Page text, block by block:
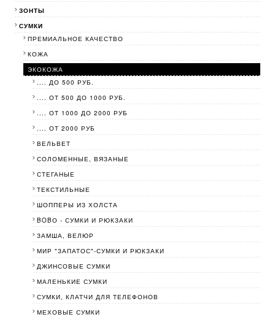
ЗОНТЫ
СУМКИ
ПРЕМИАЛЬНОЕ КАЧЕСТВО
КОЖА
ЭКОКОЖА
.... ДО 500 РУБ.
.... ОТ 500 ДО 1000 РУБ.
.... ОТ 1000 ДО 2000 РУБ
.... ОТ 2000 РУБ
ВЕЛЬВЕТ
СОЛОМЕННЫЕ, ВЯЗАНЫЕ
СТЕГАНЫЕ
ТЕКСТИЛЬНЫЕ
ШОППЕРЫ ИЗ ХОЛСТА
BOBО - СУМКИ И РЮКЗАКИ
ЗАМША, ВЕЛЮР
МИР "ЗАПАТОС"-СУМКИ И РЮКЗАКИ
ДЖИНСОВЫЕ СУМКИ
МАЛЕНЬКИЕ СУМКИ
СУМКИ, КЛАТЧИ ДЛЯ ТЕЛЕФОНОВ
МЕХОВЫЕ СУМКИ